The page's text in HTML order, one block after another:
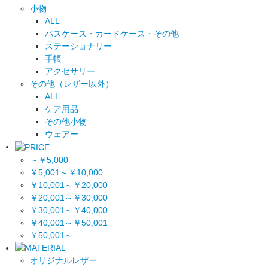
小物
ALL
パスケース・カードケース・その他
ステーショナリー
手帳
アクセサリー
その他（レザー以外）
ALL
ケア用品
その他小物
ウェアー
～￥5,000
￥5,001～￥10,000
￥10,001～￥20,000
￥20,001～￥30,000
￥30,001～￥40,000
￥40,001～￥50,001
￥50,001～
オリジナルレザー